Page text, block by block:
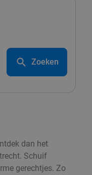
Zoeken
dan het
Schuif
gerechtjes. Zo